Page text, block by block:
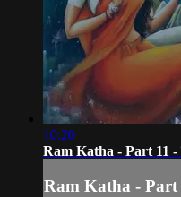
10:20
Ram Katha - Part 11 -
Ram Katha - Part